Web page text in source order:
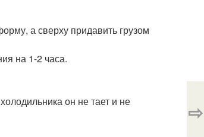
а сверху придавить грузом
на 1-2 часа.
он не тает и не
⇨